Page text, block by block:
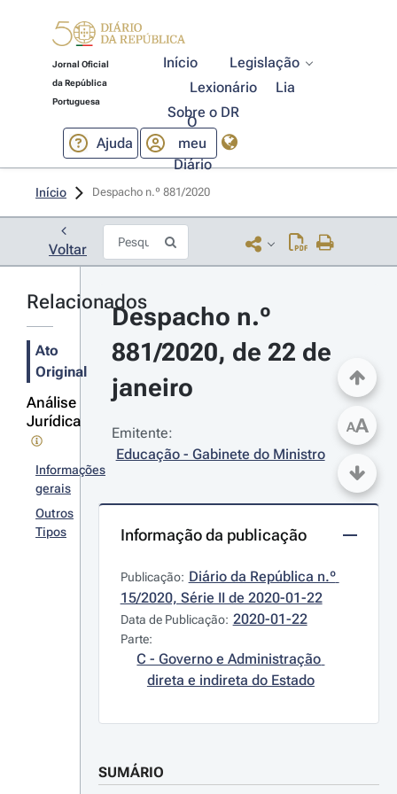
Jornal Oficial
da República
Portuguesa
Início
Legislação
Lexionário
Lia
Sobre o DR
Ajuda
O
meu
Diário
Início Despacho n.º 881/2020
Voltar
Relacionados
Ato
Original
Análise
Jurídica
Informações
gerais
Outros
Tipos
Despacho n.º
881/2020, de 22 de
janeiro
Emitente:
Educação - Gabinete do Ministro
Informação da publicação
Publicação: Diário da República n.º
15/2020, Série II de 2020-01-22
Data de Publicação: 2020-01-22
Parte:
C - Governo e Administração
direta e indireta do Estado
SUMÁRIO
AA